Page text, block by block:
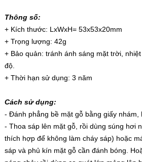
Thông số:
+ Kích thước: LxWxH= 53x53x20mm
+ Trọng lượng: 42g
+ Bảo quản: tránh ánh sáng mặt trời,
độ.
+ Thời hạn sử dụng: 3 năm
Cách sử dụng:
- Đánh phẳng bề mặt gỗ bằng giấy nhám,
- Thoa sáp lên mặt gỗ, rồi dùng súng hơi
thích hợp để không làm cháy sáp) hoặc
sáp và phủ kín mặt gỗ cần đánh bóng.